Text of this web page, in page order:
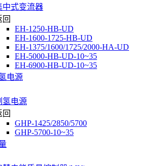
中式变流器
回
EH-1250-HB-UD
EH-1600-1725-HB-UD
EH-1375/1600/1725/2000-HA-UD
EH-5000-HB-UD-10~35
EH-6900-HB-UD-10~35
电源
氢电源
回
GHP-1425/2850/5700
GHP-5700-10~35